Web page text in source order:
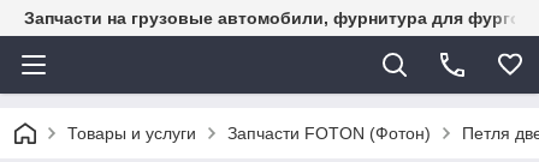
Запчасти на грузовые автомобили, фурнитура для
Товары и услуги Запчасти FOTON (Фотон) Петля